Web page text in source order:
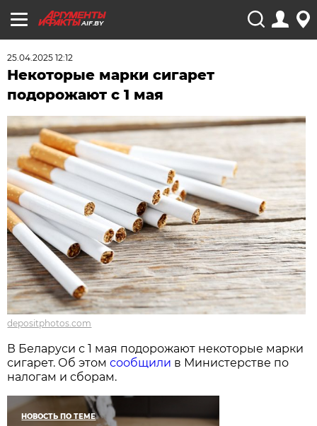
AIF.BY
25.04.2025 12:12
Некоторые марки сигарет
подорожают с 1 мая
depositphotos.com
В Беларуси с 1 мая подорожают некоторые марки
сигарет. Об этомсообщили в Министерстве по
налогам и сборам.
НОВОСТЬ ПО ТЕМЕ